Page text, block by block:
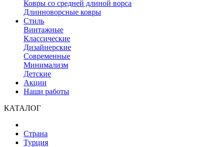
Ковры со средней длиной ворса
Длинноворсные ковры
Стиль
Винтажные
Классические
Дизайнерские
Современные
Минимализм
Детские
Акции
Наши работы
КАТАЛОГ
Страна
Турция